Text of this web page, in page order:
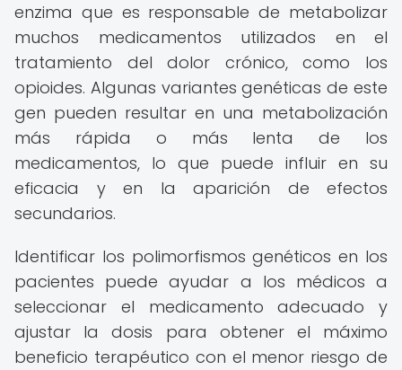
enzima que es responsable de metabolizar
muchos medicamentos utilizados en el
tratamiento del dolor crónico, como los
opioides. Algunas variantes genéticas de este
gen pueden resultar en una metabolización
más rápida o más lenta de los
medicamentos, lo que puede influir en su
eficacia y en la aparición de efectos
secundarios.
Identificar los polimorfismos genéticos en los
pacientes puede ayudar a los médicos a
seleccionar el medicamento adecuado y
ajustar la dosis para obtener el máximo
beneficio terapéutico con el menor riesgo de